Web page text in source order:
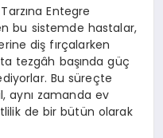
Entegre
bu sistemde hastalar,
diş fırçalarken
tezgâh başında güç
Bu süreçte
aynı zamanda ev
de bir bütün olarak